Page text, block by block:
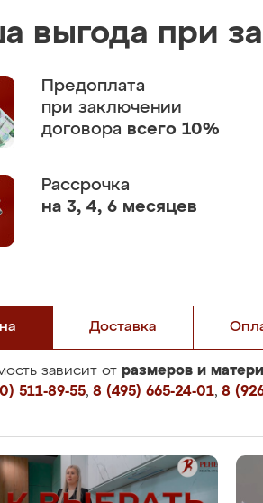
выгода при
Предоплата
при заключении
договора всего 10%
Рассрочка
на 3, 4, 6 месяцев
Доставка
зависит от размеров и
511-89-55, 8 (495) 665-24-01, 8